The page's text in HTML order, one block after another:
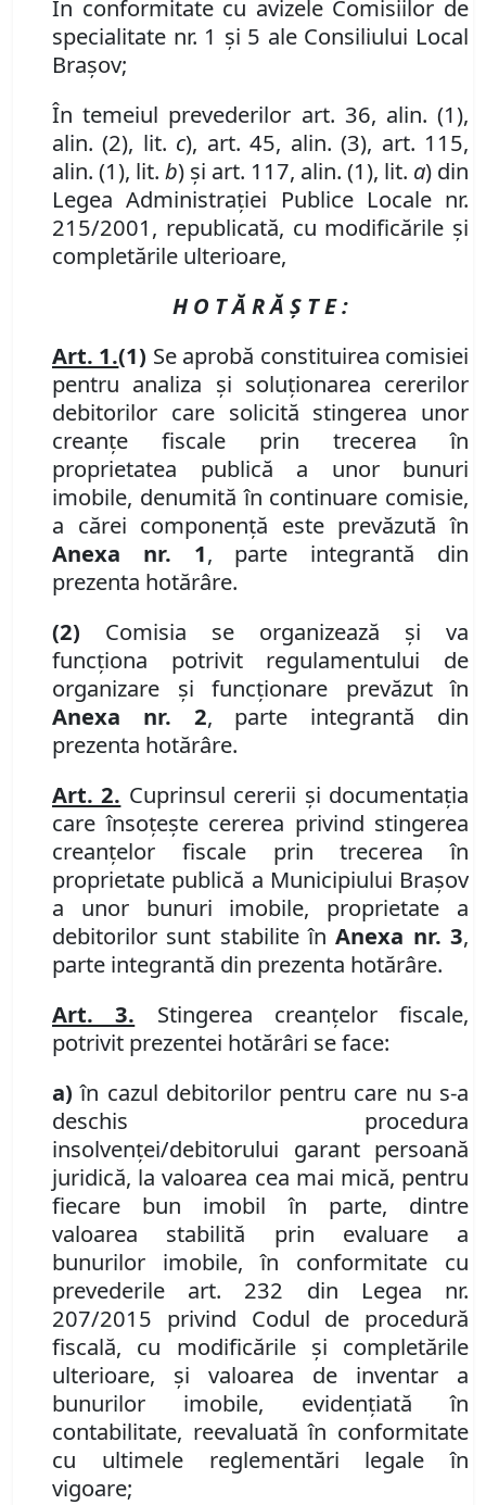
În conformitate cu avizele Comisiilor de
specialitate nr. 1 și 5 ale Consiliului Local
Brașov;
În temeiul prevederilor art. 36, alin. (1),
alin. (2), lit. c), art. 45, alin. (3), art. 115,
alin. (1), lit. b) şi art. 117, alin. (1), lit. a) din
Legea Administraţiei Publice Locale nr.
215/2001, republicată, cu modificările și
completările ulterioare,
H O T Ă R Ă Ş T E :
Art. 1.(1) Se aprobă constituirea comisiei
pentru analiza și soluționarea cererilor
debitorilor care solicită stingerea unor
creanțe fiscale prin trecerea în
proprietatea publică a unor bunuri
imobile, denumită în continuare comisie,
a cărei componență este prevăzută în
Anexa nr. 1, parte integrantă din
prezenta hotărâre.
(2) Comisia se organizează și va
funcționa potrivit regulamentului de
organizare și funcționare prevăzut în
Anexa nr. 2, parte integrantă din
prezenta hotărâre.
Art. 2. Cuprinsul cererii și documentația
care însoțește cererea privind stingerea
creanțelor fiscale prin trecerea în
proprietate publică a Municipiului Brașov
a unor bunuri imobile, proprietate a
debitorilor sunt stabilite înAnexa nr. 3,
parte integrantă din prezenta hotărâre.
Art. 3. Stingerea creanţelor fiscale,
potrivit prezentei hotărâri se face:
a) în cazul debitorilor pentru care nu s-a
deschis procedura
insolvenţei/debitorului garant persoană
juridică, la valoarea cea mai mică, pentru
fiecare bun imobil în parte, dintre
valoarea stabilită prin evaluare a
bunurilor imobile, în conformitate cu
prevederile art. 232 din Legea nr.
207/2015 privind Codul de procedură
fiscală, cu modificările şi completările
ulterioare, şi valoarea de inventar a
bunurilor imobile, evidenţiată în
contabilitate, reevaluată în conformitate
cu ultimele reglementări legale în
vigoare;